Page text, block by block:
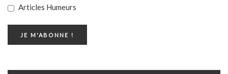
Articles Humeurs